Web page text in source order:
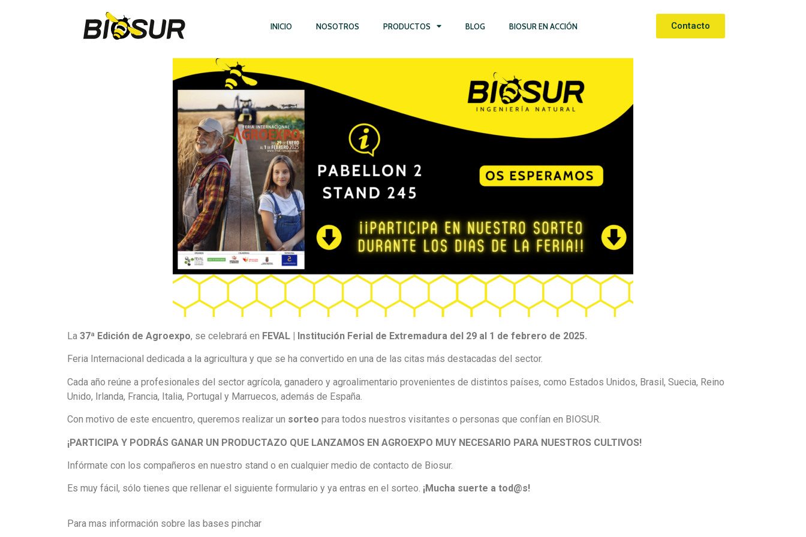
INICIO NOSOTROS PRODUCTOS BLOG BIOSUR EN ACCIÓN Contacto
La 37ª Edición de Agroexpo, se celebrará en FEVAL | Institución Ferial de Extremadura del 29 al 1 de febrero de 2025.
Feria Internacional dedicada a la agricultura y que se ha convertido en una de las citas más destacadas del sector.
Cada año reúne a profesionales del sector agrícola, ganadero y agroalimentario provenientes de distintos países, como Estados Unidos, Brasil, Suecia, Reino
Unido, Irlanda, Francia, Italia, Portugal y Marruecos, además de España.
Con motivo de este encuentro, queremos realizar un sorteo para todos nuestros visitantes o personas que confían en BIOSUR.
¡PARTICIPA Y PODRÁS GANAR UN PRODUCTAZO QUE LANZAMOS EN AGROEXPO MUY NECESARIO PARA NUESTROS CULTIVOS!
Infórmate con los compañeros en nuestro stand o en cualquier medio de contacto de Biosur.
Es muy fácil, sólo tienes que rellenar el siguiente formulario y ya entras en el sorteo. ¡Mucha suerte a tod@s!
Para mas información sobre las bases pinchar